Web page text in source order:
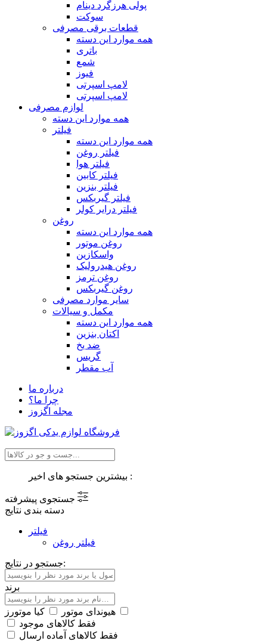
پولی هرزگرد دینام
سوکت
قطعات برقی مصرفی
همه موارد این دسته
باتری
شمع
فیوز
لامپ اسپرتی
لامپ اسپرتی
لوازم مصرفی
همه موارد این دسته
فیلتر
همه موارد این دسته
فیلتر روغن
فیلتر هوا
فیلتر کابین
فیلتر بنزین
فیلتر گیربکس
فیلتر درایر کولر
روغن
همه موارد این دسته
روغن موتور
واسکازین
روغن هیدرولیک
روغن ترمز
روغن گیربکس
سایر موارد مصرفی
مکمل و سیالات
همه موارد این دسته
اکتان بنزین
ضد یخ
گریس
آب مقطر
درباره ما
چرا ما؟
مجله اگزوز
بیشترین جستجو های اخیر :
دسته بندی نتایج
فیلتر
فیلتر روغن
جستجو در نتایج:
برند
هیوندای موتور
فقط کالاهای موجود
فقط کالاهای آماده ارسال